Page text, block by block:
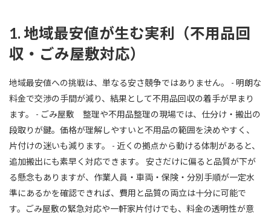
1. 地域最安値が生む実利（不用品回
収・ごみ屋敷対応）
地域最安値への挑戦は、単なる安さ競争ではありません。 - 明朗な
料金で交渉の手間が減り、結果として不用品回収の着手が早まり
ます。 - ごみ屋敷 整理や不用品整理の現場では、仕分け・搬出の
段取りが鍵。価格が理解しやすいと不用品の範囲を決めやすく、
片付けの迷いも減ります。 - 近くの拠点から動ける体制があると、
追加搬出にも素早く対応できます。 安さだけに偏ると品質が下が
る懸念もありますが、作業人員・車両・保険・分別手順が一定水
準にあるかを確認できれば、費用と品質の両立は十分に可能で
す。ごみ屋敷の緊急対応や一軒家片付けでも、料金の透明性が意